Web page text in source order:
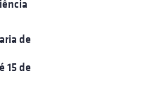
de
15 de